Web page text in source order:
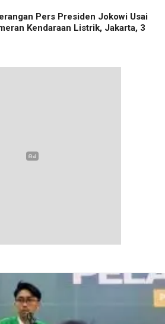
Pers Presiden Jokowi Usai
Kendaraan Listrik, Jakarta, 3